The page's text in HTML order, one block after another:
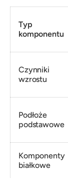
Typ
komponentu
Czynniki
wzrostu
Podłoże
podstawowe
Komponenty
białkowe